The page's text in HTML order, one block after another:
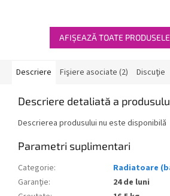
AFIŞEAZĂ TOATE
Descriere Fişiere asociate (2) Discuţie
Descriere detaliată a
Descrierea produsului nu este disponibilă
Parametri suplimentari
Categorie:
Radiatoare
Garanţie:
24 de luni